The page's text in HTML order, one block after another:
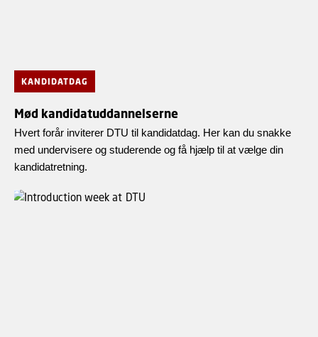
KANDIDATDAG
Mød kandidatuddannelserne
Hvert forår inviterer DTU til kandidatdag. Her kan du snakke
med undervisere og studerende og få hjælp til at vælge din
kandidatretning.